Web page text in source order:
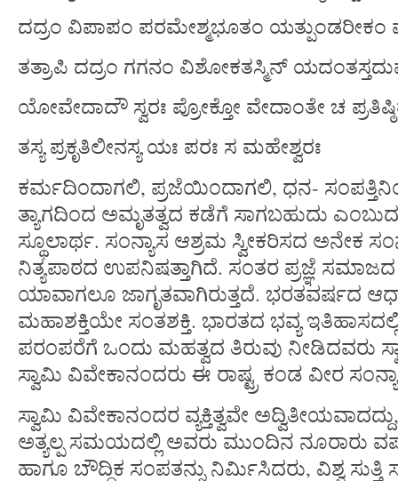
ದದ್ರಂ ವಿಪಾಪಂ ಪರಮೇಶ್ಮಭೂತಂ ಯತ್ಪುಂಡರೀಕಂ
ತತ್ರಾಪಿ ದದ್ರಂ ಗಗನಂ ವಿಶೋಕತಸ್ಮಿನ್
ಯೋವೇದಾದೌ ಸ್ವರಃ ಪ್ರೋಕ್ತೋ ವೇದಾಂತೇ ಚ
ತಸ್ಯ ಪ್ರಕೃತಿಲೀನಸ್ಯ ಯಃ ಪರಃ ಸ ಮಹೇಶ್ವರಃ
ಕರ್ಮದಿಂದಾಗಲಿ, ಪ್ರಜೆಯಿಂದಾಗಲಿ, ಧನ-
ತ್ಯಾಗದಿಂದ ಅಮೃತತ್ವದ ಕಡೆಗೆ ಸಾಗಬಹುದು
ಸ್ಥೂಲಾರ್ಥ. ಸಂನ್ಯಾಸ ಆಶ್ರಮ ಸ್ವೀಕರಿಸದ ಅನೇಕ
ನಿತ್ಯಪಾಠದ ಉಪನಿಷತ್ತಾಗಿದೆ. ಸಂತರ ಪ್ರಜ್ಞೆ
ಯಾವಾಗಲೂ ಜಾಗೃತವಾಗಿರುತ್ತದೆ. ಭರತವರ್ಷದ
ಮಹಾಶಕ್ತಿಯೇ ಸಂತಶಕ್ತಿ. ಭಾರತದ ಭವ್ಯ
ಪರಂಪರೆಗೆ ಒಂದು ಮಹತ್ವದ ತಿರುವು ನೀಡಿದವರು
ಸ್ವಾಮಿ ವಿವೇಕಾನಂದರು ಈ ರಾಷ್ಟ್ರ ಕಂಡ ವೀರ
ಸ್ವಾಮಿ ವಿವೇಕಾನಂದರ ವ್ಯಕ್ತಿತ್ವವೇ
ಅತ್ಯಲ್ಪ ಸಮಯದಲ್ಲಿ ಅವರು ಮುಂದಿನ ನೂರಾರು
ಹಾಗೂ ಬೌದ್ಧಿಕ ಸಂಪತನ್ನು ನಿರ್ಮಿಸಿದರು, ವಿಶ್ವ